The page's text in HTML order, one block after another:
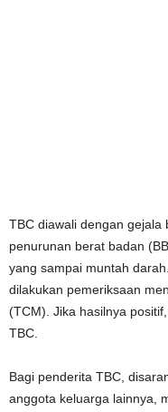
TBC diawali dengan gejala
penurunan berat badan
yang sampai muntah
dilakukan pemeriksaan
(TCM). Jika hasilnya
TBC.
Bagi penderita TBC,
anggota keluarga lainnya,